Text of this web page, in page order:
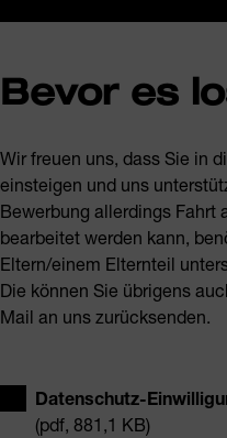
Bevor es
Wir freuen uns, dass Sie in
einsteigen und uns
Bewerbung allerdings Fahrt
bearbeitet werden kann,
Eltern/einem Elternteil
Die können Sie übrigens
Mail an uns zurücksenden.
Datenschutz-
(pdf, 881,1 KB)